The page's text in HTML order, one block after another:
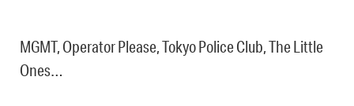
MGMT, Operator Please, Tokyo Police Club, The Little
Ones…